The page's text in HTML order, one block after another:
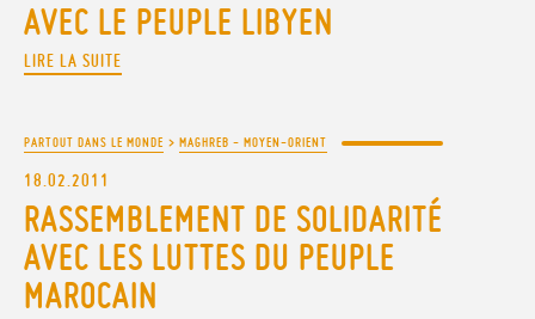
AVEC LE PEUPLE LIBYEN
LIRE LA SUITE
PARTOUT DANS LE MONDE > MAGHREB - MOYEN-ORIENT
18.02.2011
RASSEMBLEMENT DE SOLIDARITÉ
AVEC LES LUTTES DU PEUPLE
MAROCAIN